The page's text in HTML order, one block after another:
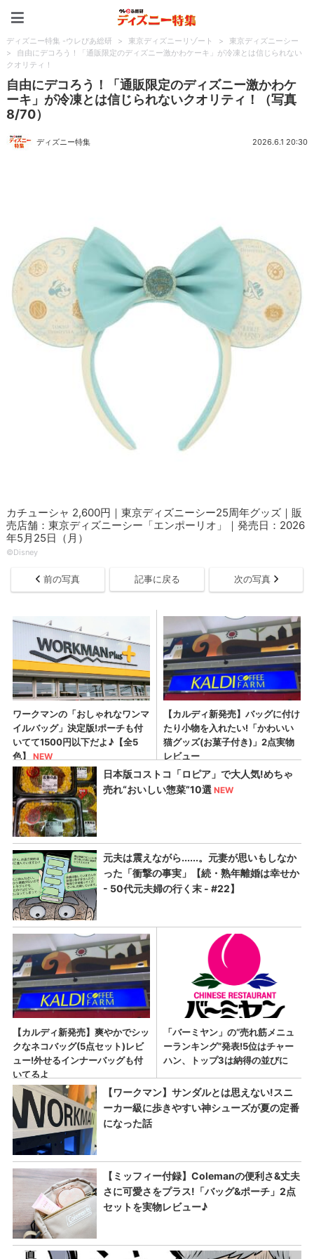
ディズニー特集 -ウレぴあ総研 > 東京ディズニーリゾート >
東京ディズニーシー
>
自由にデコろう！「通販限定のディズニー激かわケーキ」が冷凍とは信じられない
クオリティ！
自由にデコろう！「通販限定のディズニー激かわケ
ーキ」が冷凍とは信じられないクオリティ！（写真
8/70）
ディズニー特集 2026.6.1 20:30
カチューシャ 2,600円｜東京ディズニーシー25周年グッズ｜販
売店舗：東京ディズニーシー「エンポーリオ」｜発売日：2026
年5月25日（月）
©Disney
前の写真 記事に戻る 次の写真